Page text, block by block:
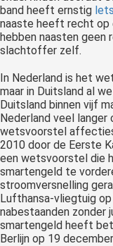
band heeft ernstig
naaste heeft recht op
hebben naasten geen
slachtoffer zelf.
In Nederland is het
maar in Duitsland al
Duitsland binnen vijf
Nederland veel langer
wetsvoorstel
2010 door de Eerste
een wetsvoorstel die
smartengeld te
stroomversnelling
Lufthansa-vliegtuig
nabestaanden zonder
smartengeld heeft
Berlijn op 19